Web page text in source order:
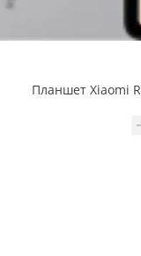
Планшет Xiaomi